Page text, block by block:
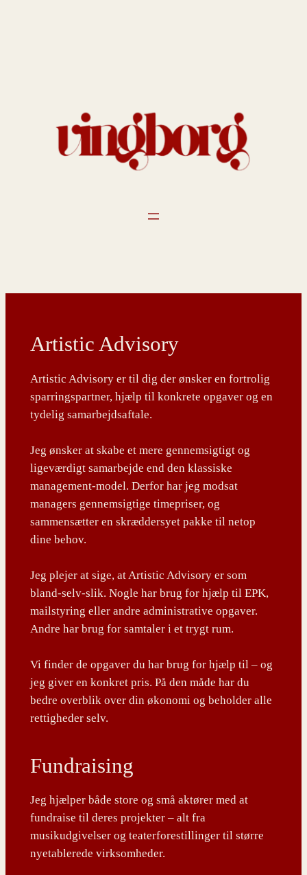
Artistic Advisory
Artistic Advisory er til dig der ønsker en fortrolig
sparringspartner, hjælp til konkrete opgaver og en
tydelig samarbejdsaftale.
Jeg ønsker at skabe et mere gennemsigtigt og
ligeværdigt samarbejde end den klassiske
management-model. Derfor har jeg modsat
managers gennemsigtige timepriser, og
sammensætter en skræddersyet pakke til netop
dine behov.
Jeg plejer at sige, at Artistic Advisory er som
bland-selv-slik. Nogle har brug for hjælp til EPK,
mailstyring eller andre administrative opgaver.
Andre har brug for samtaler i et trygt rum.
Vi finder de opgaver du har brug for hjælp til – og
jeg giver en konkret pris. På den måde har du
bedre overblik over din økonomi og beholder alle
rettigheder selv.
Fundraising
Jeg hjælper både store og små aktører med at
fundraise til deres projekter – alt fra
musikudgivelser og teaterforestillinger til større
nyetablerede virksomheder.